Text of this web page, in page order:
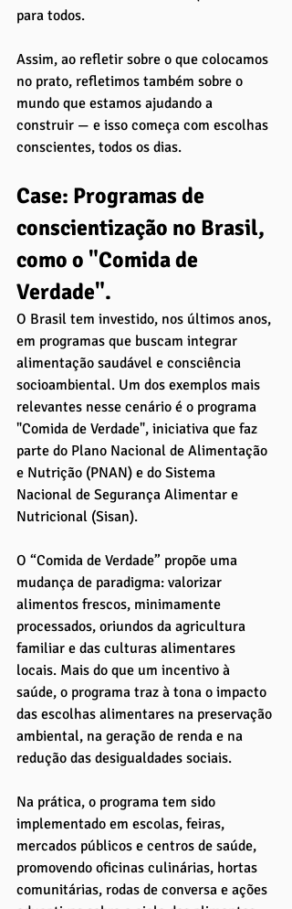
para todos.
Assim, ao refletir sobre o que colocamos
no prato, refletimos também sobre o
mundo que estamos ajudando a
construir — e isso começa com escolhas
conscientes, todos os dias.
Case: Programas de
conscientização no Brasil,
como o "Comida de
Verdade".
O Brasil tem investido, nos últimos anos,
em programas que buscam integrar
alimentação saudável e consciência
socioambiental. Um dos exemplos mais
relevantes nesse cenário é o programa
"Comida de Verdade", iniciativa que faz
parte do Plano Nacional de Alimentação
e Nutrição (PNAN) e do Sistema
Nacional de Segurança Alimentar e
Nutricional (Sisan).
O “Comida de Verdade” propõe uma
mudança de paradigma: valorizar
alimentos frescos, minimamente
processados, oriundos da agricultura
familiar e das culturas alimentares
locais. Mais do que um incentivo à
saúde, o programa traz à tona o impacto
das escolhas alimentares na preservação
ambiental, na geração de renda e na
redução das desigualdades sociais.
Na prática, o programa tem sido
implementado em escolas, feiras,
mercados públicos e centros de saúde,
promovendo oficinas culinárias, hortas
comunitárias, rodas de conversa e ações